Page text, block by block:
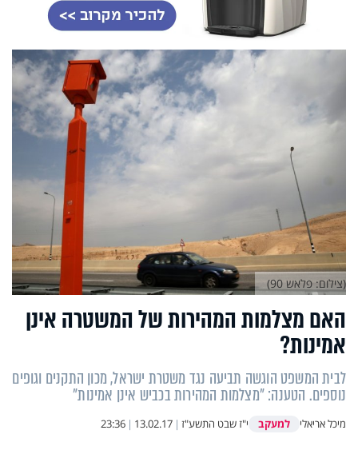
האם מצלמות המהירות של המשטרה אינן
אמינות?
לבית המשפט הוגשה תביעה נגד משטרת ישראל, מכון התקנים וגופים
נוספים. הטענה: "מצלמות המהירות בכביש אינן אמינות"
מיכל אריאלי למעקב י"ז שבט התשע"ז |
13.02.17
|
23:36
(צילום: פלאש 90)